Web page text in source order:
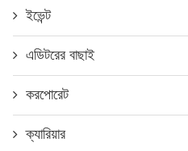
ইভেন্ট
এডিটরের বাছাই
করপোরেট
ক্যারিয়ার